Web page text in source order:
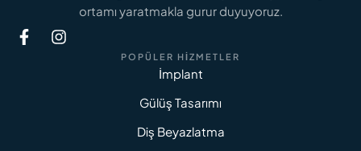
ortamı yaratmakla gurur duyuyoruz.
POPÜLER HIZMETLER
İmplant
Gülüş Tasarımı
Diş Beyazlatma